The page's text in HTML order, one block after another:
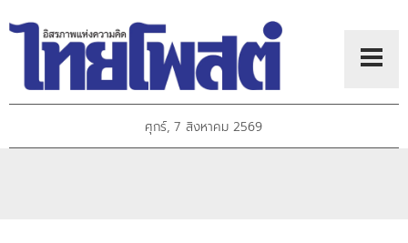
ศุกร์, 7 สิงหาคม 2569